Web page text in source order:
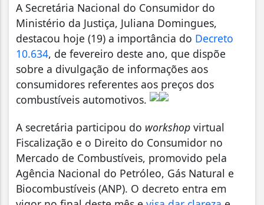
A Secretária Nacional do Consumidor do
Ministério da Justiça, Juliana Domingues,
destacou hoje (19) a importância do Decreto
10.634, de fevereiro deste ano, que dispõe
sobre a divulgação de informações aos
consumidores referentes aos preços dos
combustíveis automotivos.
A secretária participou do workshop virtual
Fiscalização e o Direito do Consumidor no
Mercado de Combustíveis, promovido pela
Agência Nacional do Petróleo, Gás Natural e
Biocombustíveis (ANP). O decreto entra em